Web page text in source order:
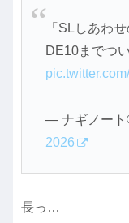
「SLしあわ
DE10までつ
— ナギノート
2026
長っ…